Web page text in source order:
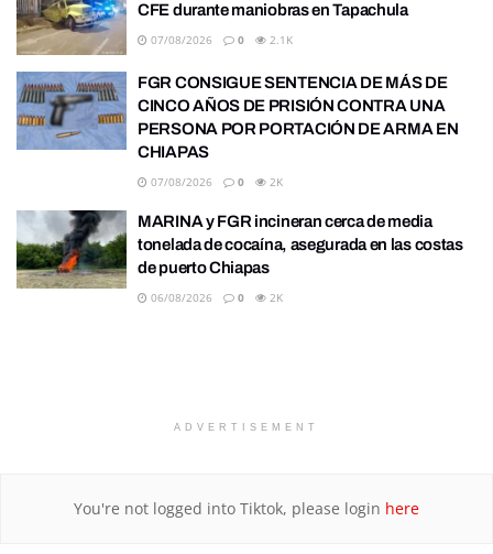
CFE durante maniobras en Tapachula
07/08/2026 0 2.1K
FGR CONSIGUE SENTENCIA DE MÁS DE
CINCO AÑOS DE PRISIÓN CONTRA UNA
PERSONA POR PORTACIÓN DE ARMA EN
CHIAPAS
07/08/2026 0 2K
MARINA y FGR incineran cerca de media
tonelada de cocaína, asegurada en las costas
de puerto Chiapas
06/08/2026 0 2K
ADVERTISEMENT
You're not logged into Tiktok, please login here